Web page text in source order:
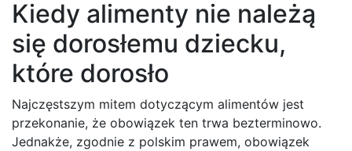
Kiedy alimenty nie należą
się dorosłemu dziecku,
które dorosło
Najczęstszym mitem dotyczącym alimentów jest
przekonanie, że obowiązek ten trwa bezterminowo.
Jednakże, zgodnie z polskim prawem, obowiązek